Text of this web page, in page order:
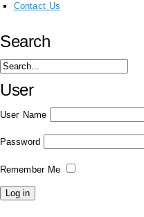
Contact Us
Search
User
User Name
Password
Remember Me